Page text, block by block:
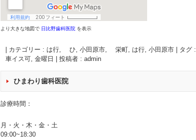
より大きな地図で 日比野歯科医院 を表示
カテゴリー : は行, ひ, 小田原市, 栄町, は行, 小田原市 タグ :
車イス可, 金曜日 投稿者 : admin
ひまわり歯科医院
診療時間：
月・火・木・金・土
09:00~18:30